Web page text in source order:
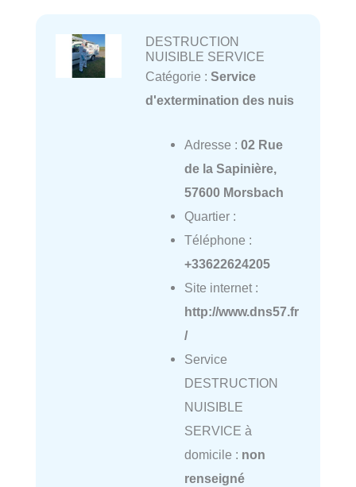
DESTRUCTION
NUISIBLE SERVICE
Catégorie : Service
d'extermination des nuis
Adresse : 02 Rue
de la Sapinière,
57600 Morsbach
Quartier :
Téléphone :
+33622624205
Site internet :
http://www.dns57.fr
/
Service
DESTRUCTION
NUISIBLE
SERVICE à
domicile : non
renseigné